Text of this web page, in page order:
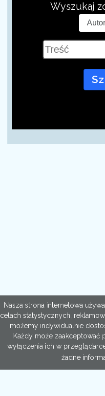
Wyszukaj
Nasza strona internetowa
celach statystycznych,
możemy indywidualnie
Każdy może zaakceptować
wyłączenia ich w
żadne